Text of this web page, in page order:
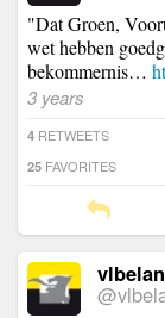
"Dat Groen,
wet hebben
bekommernis…
3 years
4 RETWEETS
25 FAVORITES